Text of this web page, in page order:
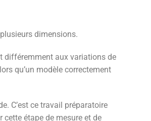
dimensions.
différemment aux variations de
qu’un modèle correctement
C’est ce travail préparatoire
étape de mesure et de